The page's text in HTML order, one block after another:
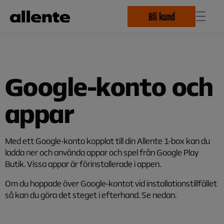
Bli kund
Google-konto och
appar
Med ett Google-konto kopplat till din Allente 1-box kan du
ladda ner och använda appar och spel från Google Play
Butik. Vissa appar är förinstallerade i appen.
Om du hoppade över Google-kontot vid installationstillfället
så kan du göra det steget i efterhand. Se nedan.